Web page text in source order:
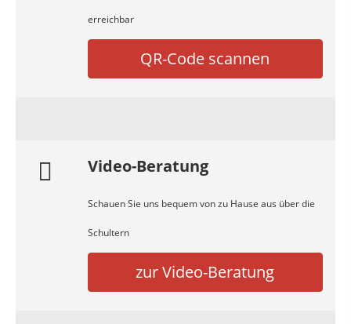
erreichbar
QR-Code scannen
Video-Beratung
Schauen Sie uns bequem von zu Hause aus über die
Schultern
zur Video-Beratung